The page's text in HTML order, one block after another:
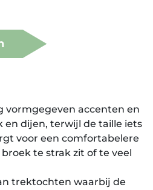
vormgegeven accenten en
en dijen, terwijl de taille iets
voor een comfortabelere
te strak zit of te veel
trektochten waarbij de